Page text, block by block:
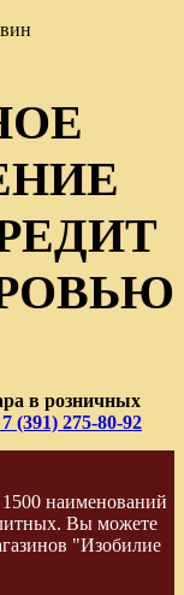
в розничных
(391) 275-80-92
наименований
Вы можете
"Изобилие